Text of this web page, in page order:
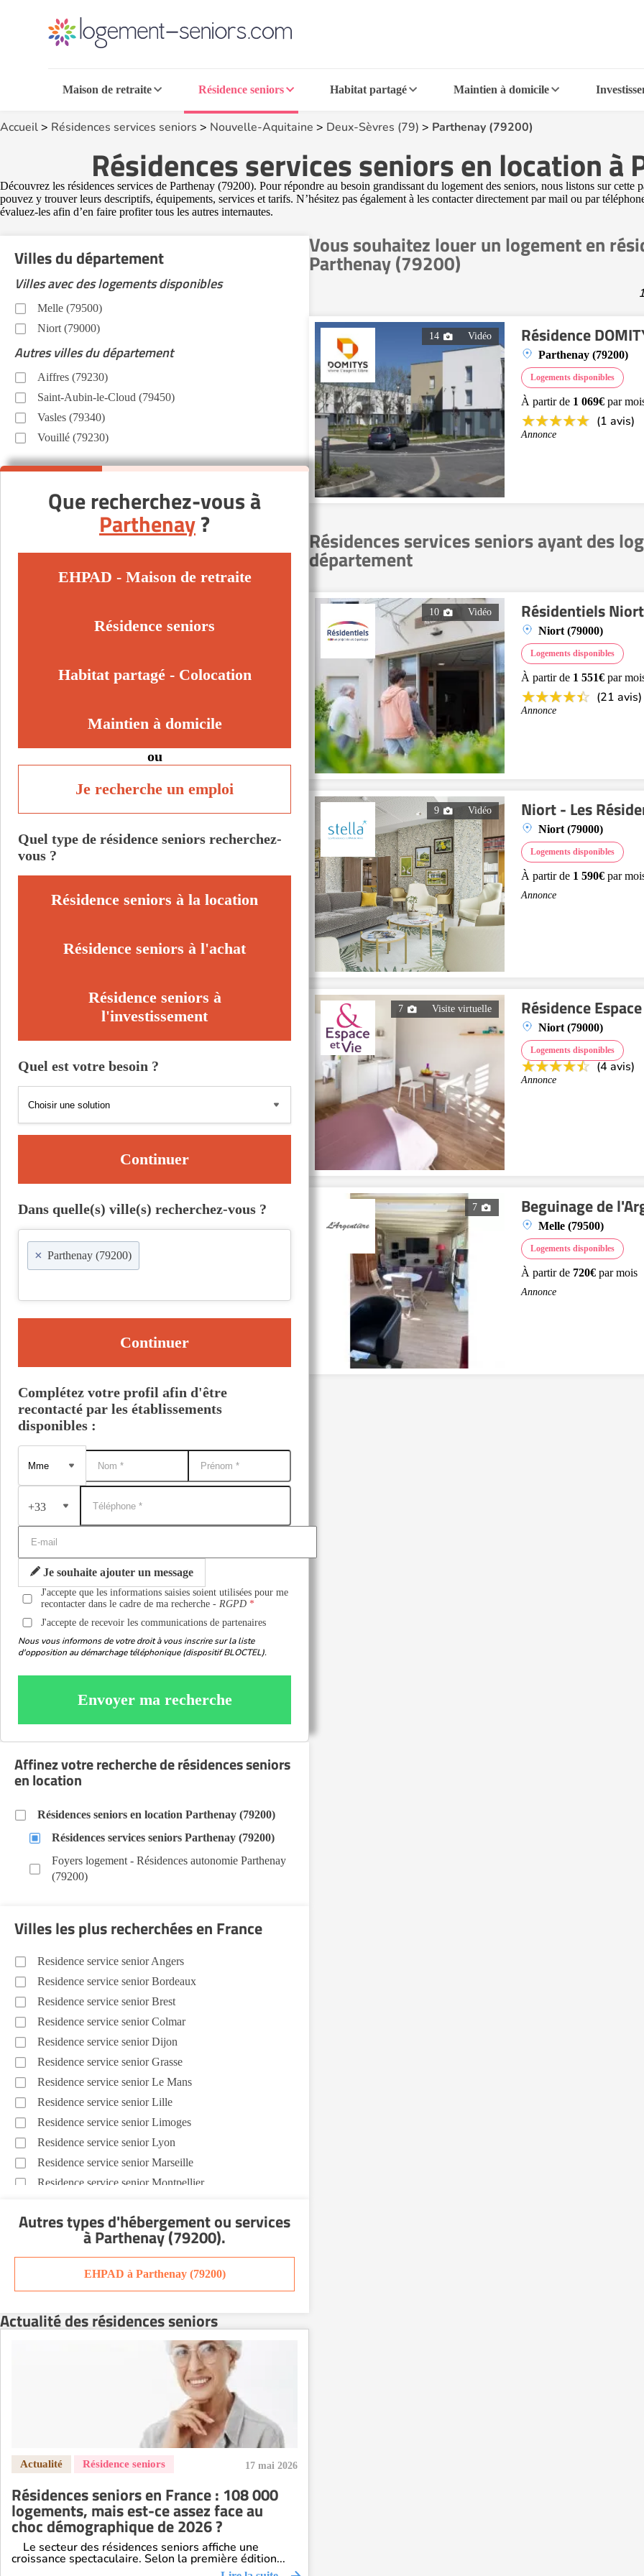
Maison de retraite Résidence seniors Habitat partagé Maintien à domicile
Accueil> Résidences services seniors > Nouvelle-Aquitaine > Deux-Sèvres (79) > Parthenay (79200)
Résidences services seniors en location à
Découvrez les résidences services de Parthenay (79200). Pour répondre au besoin grandissant du logement des seniors, nous listons sur cette
pouvez y trouver leurs descriptifs, équipements, services et tarifs. N’hésitez pas également à les contacter directement par mail ou par
évaluez-les afin d’en faire profiter tous les autres internautes.
Vous souhaitez louer un logement en
Parthenay (79200)
14 Vidéo Résidence
Parthenay (79200)
Logements disponibles
À partir de 1 069€ par
(1 avis)
Annonce
Résidences services seniors ayant des
département
10 Vidéo Résidentiels Niort
Niort (79000)
Logements disponibles
À partir de 1 551€ par
(21 avis)
Annonce
9 Vidéo Niort - Les
Niort (79000)
Logements disponibles
À partir de 1 590€ par
Annonce
7 Visite virtuelle Résidence
Niort (79000)
Logements disponibles
(4 avis)
Annonce
7 Beguinage de
Melle (79500)
Logements disponibles
À partir de 720€ par mois
Annonce
Villes du département
Villes avec des logements disponibles
Melle (79500)
Niort (79000)
Autres villes du département
Aiffres (79230)
Saint-Aubin-le-Cloud (79450)
Vasles (79340)
Vouillé (79230)
Que recherchez-vous à
Parthenay?
EHPAD - Maison de retraite
Résidence seniors
Habitat partagé - Colocation
Maintien à domicile
ou
Je recherche un emploi
Quel type de résidence seniors recherchez-
vous ?
Résidence seniors à la location
Résidence seniors à l'achat
Résidence seniors à
l'investissement
Quel est votre besoin ?
Continuer
Dans quelle(s) ville(s) recherchez-vous ?
× Parthenay (79200)
Continuer
Complétez votre profil afin d'être
recontacté par les établissements
disponibles :
+33
Je souhaite ajouter un message
J'accepte que les informations saisies soient utilisées pour me
recontacter dans le cadre de ma recherche -RGPD
J'accepte de recevoir les communications de partenaires
Nous vous informons de votre droit à vous inscrire sur la liste
d'opposition au démarchage téléphonique (dispositif BLOCTEL).
Envoyer ma recherche
Affinez votre recherche de résidences seniors
en location
Résidences seniors en location Parthenay (79200)
Résidences services seniors Parthenay (79200)
Foyers logement - Résidences autonomie Parthenay
(79200)
Villes les plus recherchées en France
Residence service senior Angers
Residence service senior Bordeaux
Residence service senior Brest
Residence service senior Colmar
Residence service senior Dijon
Residence service senior Grasse
Residence service senior Le Mans
Residence service senior Lille
Residence service senior Limoges
Residence service senior Lyon
Residence service senior Marseille
Residence service senior Montpellier
Residence service senior Nantes
Residence service senior Nîmes
Residence service senior Perpignan
Residence service senior Strasbourg
Residence service senior Toulouse
Autres types d'hébergement ou services
à Parthenay (79200).
EHPAD à Parthenay (79200)
Actualité des résidences seniors
17 mai 2026
Résidences seniors en France : 108 000
logements, mais est-ce assez face au
choc démographique de 2026 ?
Le secteur des résidences seniors affiche une
croissance spectaculaire. Selon la première édition...